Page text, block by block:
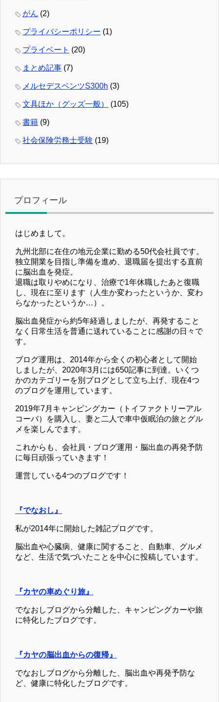
がん (2)
プライバシーポリシー (1)
プライベート (20)
まとめ記事 (7)
メルセデスベンツS300h (3)
文具ほか（グッズ一般） (105)
書籍 (9)
社会保険労務士受験 (19)
プロフィール
はじめまして。
九州北部に在住の地元企業に勤める50代会社員です。
独立開業を目指し準備を進め、退職届を提出する直前
に脳出血を発症。
退職は取りやめになり、治療で1年休職したあと復職
し、現在に至ります（人生か変わったというか、変わ
らなかったというか…）。
脳出血発症から約5年経過しましたが、再発すること
なく日常生活を普通に送れていることに感謝の日々で
す。
ブログ運用は、2014年から全くの初心者として開始
しましたが、2020年3月には650記事に到達。いくつ
かのカテゴリーを別ブログとして立ち上げ、現在4つ
のブログを運用しています。
2019年7月キャンピングカー（トイファクトリーアル
コーバ）を購入し、妻と二人で車中仮眠泊の旅とグル
メを楽しんでます。
これからも、会社員・ブログ運用・脳出血の再発予防
に毎日頑張っていきます！
運営している4つのブログです！
『でなおし』
私が2014年に開始した雑記ブログです。
脳出血や心臓病、健康に関すること、自動車、グルメ
など、生活で気づいたことを中心に投稿しています。
『カヤの車めぐり旅』
でなおしブログから分離した、キャンピングカーや旅
に特化したブログです。
『カヤの脳出血からの復帰』
でなおしブログから分離した、脳出血や再発予防な
ど、健康に特化したブログです。